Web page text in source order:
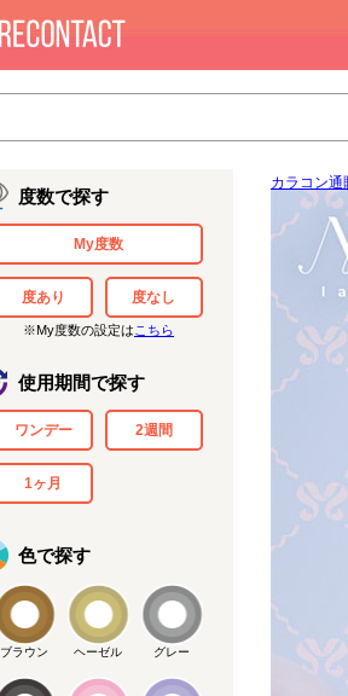
度数で探す
My度数
度あり 度なし
※My度数の設定は こちら
使用期間で探す
ワンデー 2週間
1ヶ月
色で探す
ブラウン ヘーゼル グレー
カラコン通